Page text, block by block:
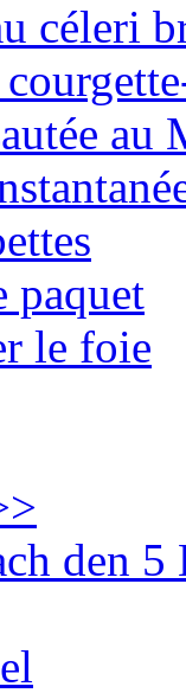
céleri
au
paquet
le foie
den 5